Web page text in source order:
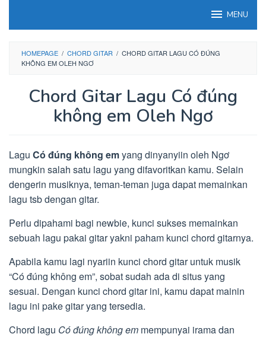
MENU
HOMEPAGE / CHORD GITAR / CHORD GITAR LAGU CÓ ĐÚNG
KHÔNG EM OLEH NGƠ
Chord Gitar Lagu Có đúng
không em Oleh Ngơ
Lagu Có đúng không emyang dinyanyiin oleh Ngơ
mungkin salah satu lagu yang difavoritkan kamu. Selain
dengerin musiknya, teman-teman juga dapat memainkan
lagu tsb dengan gitar.
Perlu dipahami bagi newbie, kunci sukses memainkan
sebuah lagu pakai gitar yakni paham kunci chord gitarnya.
Apabila kamu lagi nyariin kunci chord gitar untuk musik
“Có đúng không em”, sobat sudah ada di situs yang
sesuai. Dengan kunci chord gitar ini, kamu dapat mainin
lagu ini pake gitar yang tersedia.
Chord lagu Có đúng không em mempunyai irama dan